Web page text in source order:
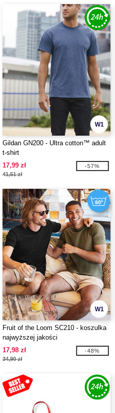
W1
Gildan GN200 - Ultra cotton™ adult
t-shirt
17,99 zł
41,51 zł
-57%
W1
Fruit of the Loom SC210 - koszulka
najwyższej jakości
17,98 zł
34,90 zł
-48%